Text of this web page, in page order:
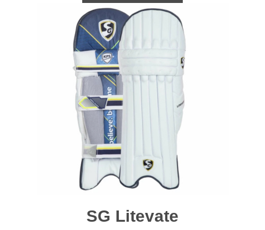
SG Litevate